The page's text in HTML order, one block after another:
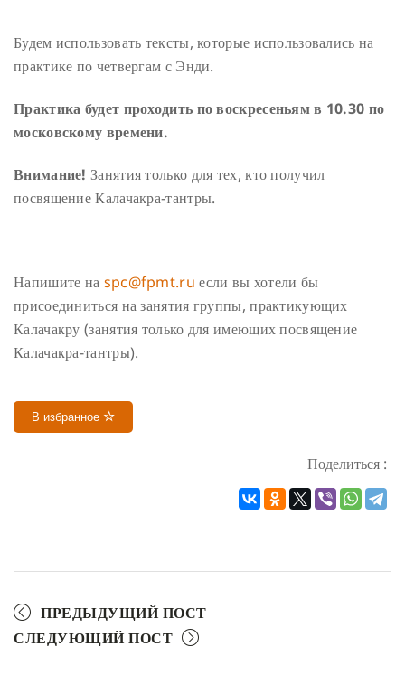
Будем использовать тексты, которые использовались на
практике по четвергам с Энди.
Практика будет проходить по воскресеньям в 10.30 по
московскому времени.
Внимание! Занятия только для тех, кто получил
посвящение Калачакра-тантры.
Напишите на spc@fpmt.ru если вы хотели бы
присоединиться на занятия группы, практикующих
Калачакру (занятия только для имеющих посвящение
Калачакра-тантры).
В избранное
Поделиться :
ПРЕДЫДУЩИЙ ПОСТ
СЛЕДУЮЩИЙ ПОСТ